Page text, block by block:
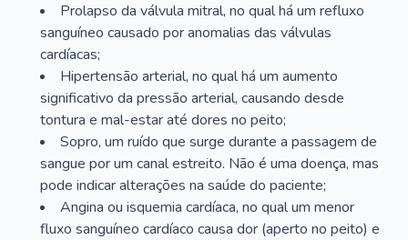
Prolapso da válvula mitral, no qual há um refluxo
sanguíneo causado por anomalias das válvulas
cardíacas;
Hipertensão arterial, no qual há um aumento
significativo da pressão arterial, causando desde
tontura e mal-estar até dores no peito;
Sopro, um ruído que surge durante a passagem de
sangue por um canal estreito. Não é uma doença, mas
pode indicar alterações na saúde do paciente;
Angina ou isquemia cardíaca, no qual um menor
fluxo sanguíneo cardíaco causa dor (aperto no peito) e